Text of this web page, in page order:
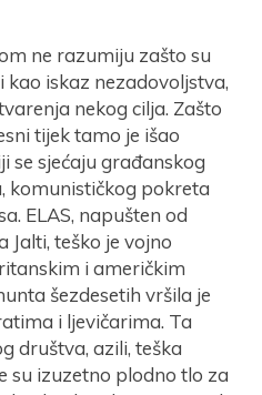
ne razumiju zašto su
kao iskaz nezadovoljstva,
nekog cilja. Zašto
tijek tamo je išao
se sjećaju građanskog
komunističkog pokreta
ELAS, napušten od
Jalti, teško je vojno
i američkim
šezdesetih vršila je
i ljevičarima. Ta
društva, azili, teška
su izuzetno plodno tlo za